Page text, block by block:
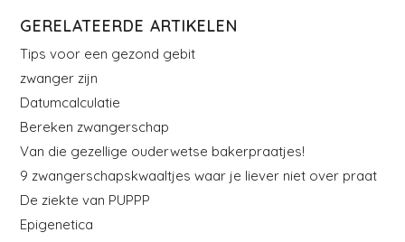
GERELATEERDE ARTIKELEN
Tips voor een gezond gebit
zwanger zijn
Datumcalculatie
Bereken zwangerschap
Van die gezellige ouderwetse bakerpraatjes!
9 zwangerschapskwaaltjes waar je liever niet over praat
De ziekte van PUPPP
Epigenetica